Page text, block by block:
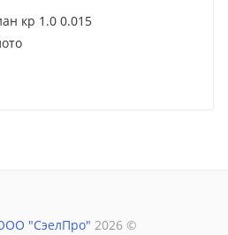
кр 1.0 0.015
"СэелПро" 2026 ©